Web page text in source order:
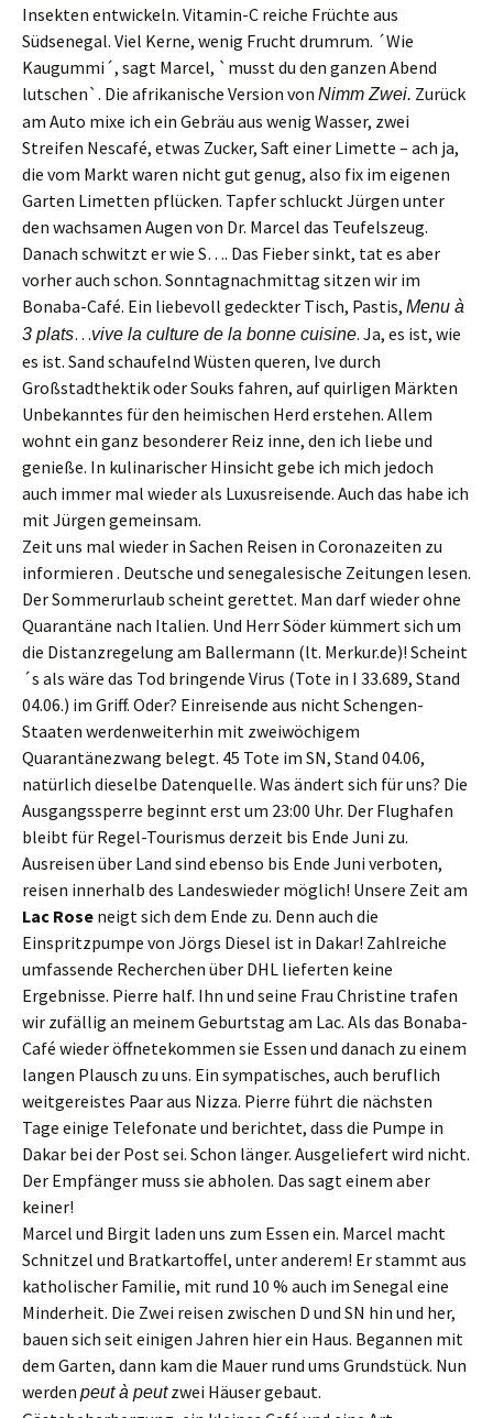
Insekten entwickeln. Vitamin-C reiche Früchte aus
Südsenegal. Viel Kerne, wenig Frucht drumrum. ´Wie
Kaugummi´, sagt Marcel, ` musst du den ganzen Abend
lutschen`. Die afrikanische Version von Nimm Zwei. Zurück
am Auto mixe ich ein Gebräu aus wenig Wasser, zwei
Streifen Nescafé, etwas Zucker, Saft einer Limette – ach ja,
die vom Markt waren nicht gut genug, also fix im eigenen
Garten Limetten pflücken. Tapfer schluckt Jürgen unter
den wachsamen Augen von Dr. Marcel das Teufelszeug.
Danach schwitzt erwie S…. Das Fieber sinkt, tat es aber
vorher auch schon. Sonntagnachmittag sitzen wir im
Bonaba-Café. Ein liebevoll gedeckter Tisch, Pastis, Menu à
3 plats…vive la culture de la bonne cuisine. Ja, es ist, wie
es ist. Sand schaufelnd Wüsten queren, Ive durch
Großstadthektikoder Souks fahren, auf quirligen Märkten
Unbekanntes für den heimischen Herd erstehen. Allem
wohnt ein ganz besonderer Reiz inne, den ich liebe und
genieße. In kulinarischer Hinsicht gebe ich mich jedoch
auch immer mal wiederals Luxusreisende. Auch das habe ich
mit Jürgen gemeinsam.
Zeit uns mal wieder in Sachen Reisen in Coronazeiten zu
informieren . Deutsche und senegalesische Zeitungen lesen.
Der Sommerurlaub scheint gerettet. Man darf wieder ohne
Quarantäne nach Italien. Und Herr Söder kümmert sich um
die Distanzregelung am Ballermann (lt. Merkur.de)! Scheint
´s als wäre das Tod bringende Virus (Tote in I 33.689, Stand
04.06.) im Griff. Oder? Einreisende aus nicht Schengen-
Staaten werdenweiterhin mit zweiwöchigem
Quarantänezwang belegt. 45 Tote im SN, Stand 04.06,
natürlich dieselbe Datenquelle. Was ändert sich für uns? Die
Ausgangssperre beginnt erst um 23:00 Uhr. Der Flughafen
bleibt für Regel-Tourismus derzeit bis Ende Juni zu.
Ausreisen über Land sind ebenso bis Ende Juni verboten,
reisen innerhalb des Landeswieder möglich! Unsere Zeit am
Lac Rose neigt sich dem Ende zu. Denn auch die
Einspritzpumpe von Jörgs Diesel ist in Dakar! Zahlreiche
umfassende Recherchen über DHL lieferten keine
Ergebnisse. Pierre half. Ihn und seine Frau Christine trafen
wir zufällig an meinem Geburtstag am Lac. Als das Bonaba-
Café wieder öffnetekommen sie Essen und danach zu einem
langen Plausch zu uns. Ein sympatisches, auch beruflich
weitgereistes Paar aus Nizza. Pierre führt die nächsten
Tage einige Telefonate und berichtet, dass die Pumpe in
Dakar bei der Post sei. Schon länger. Ausgeliefert wird nicht.
Der Empfänger muss sie abholen. Das sagt einem aber
keiner!
Marcel und Birgit laden uns zum Essen ein. Marcel macht
Schnitzel und Bratkartoffel, unter anderem! Er stammt aus
katholischer Familie, mit rund 10 % auch im Senegal eine
Minderheit. Die Zwei reisen zwischen D und SN hin und her,
bauen sich seit einigen Jahren hier ein Haus. Begannen mit
dem Garten, dann kam die Mauer rund ums Grundstück. Nun
werden peut à peut zwei Häusergebaut.